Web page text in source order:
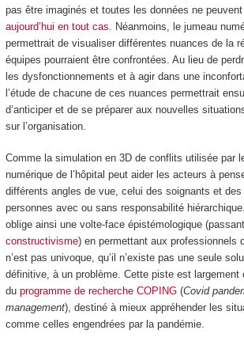
pas être imaginés et toutes les données ne peuvent
aujourd’hui en tout cas . Néanmoins, le jumeau
permettrait de visualiser différentes nuances de la
équipes pourraient être confrontées. Au lieu de
les dysfonctionnements et à agir dans une
l’étude de chacune de ces nuances permettrait
d’anticiper et de se préparer aux nouvelles
sur l’organisation.
Comme la simulation en 3D de conflits utilisée par
numérique de l’hôpital peut aider les acteurs à
différents angles de vue, celui des soignants et
personnes avec ou sans responsabilité
oblige ainsi une volte-face épistémologique
constructivisme) en permettant aux professionnels
n’est pas univoque, qu’il n’existe pas une seule
définitive, à un problème. Cette piste est largement
du programme de recherche COPING(Covid
management), destiné à mieux appréhender les
comme celles engendrées par la pandémie.